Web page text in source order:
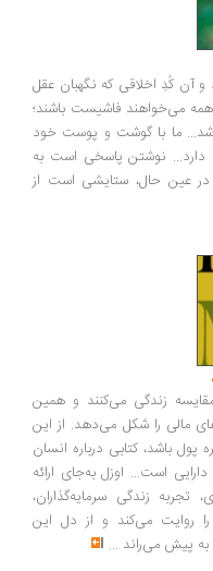
اخلاقی که نگهبان عقل
فاشیست باشند؛
با گوشت و پوست خود
نوشتن پاسخی است به
حال، ستایشی است از
می‌کنند و همین
را شکل می‌دهد. از این
کتابی درباره انسان
اوزل به‌جای ارائه
سرمایه‌گذاران،
می‌کند و از دل این
می‌راند ...